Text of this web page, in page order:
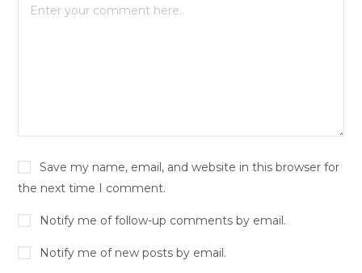
Save my name, email, and website in this browser for
the next time I comment.
Notify me of follow-up comments by email.
Notify me of new posts by email.